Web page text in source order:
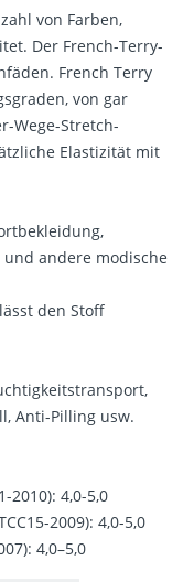
von Farben,
Der French-Terry-
French Terry
von gar
Wege-Stretch-
Elastizität mit
andere modische
den Stoff
Anti-Pilling usw.
2010): 4,0-5,0
2009): 4,0-5,0
4,0–5,0